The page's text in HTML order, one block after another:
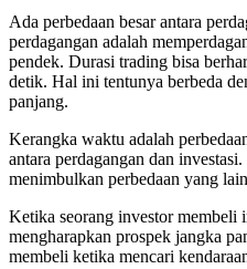
Ada perbedaan besar antara
perdagangan adalah
pendek. Durasi trading bisa
detik. Hal ini tentunya berbeda
panjang.
Kerangka waktu adalah
antara perdagangan dan
menimbulkan perbedaan yang
Ketika seorang investor membeli
mengharapkan prospek jangka
membeli ketika mencari